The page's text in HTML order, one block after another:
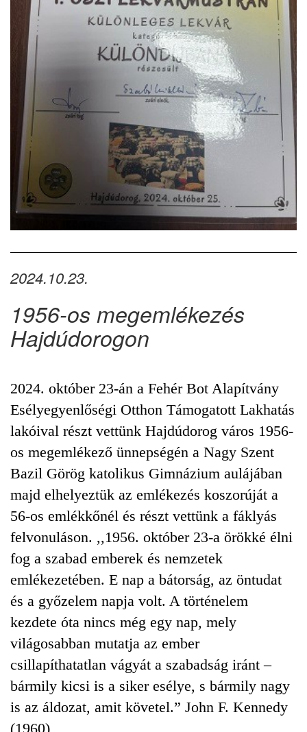
2024.10.23.
1956-os megemlékezés
Hajdúdorogon
2024. október 23-án a Fehér Bot Alapítvány
Esélyegyenlőségi Otthon Támogatott Lakhatás
lakóival részt vettünk Hajdúdorog város 1956-
os megemlékező ünnepségén a Nagy Szent
Bazil Görög katolikus Gimnázium aulájában
majd elhelyeztük az emlékezés koszorúját a
56-os emlékkőnél és részt vettünk a fáklyás
felvonuláson. ,,1956. október 23-a örökké élni
fog a szabad emberek és nemzetek
emlékezetében. E nap a bátorság, az öntudat
és a győzelem napja volt. A történelem
kezdete óta nincs még egy nap, mely
világosabban mutatja az ember
csillapíthatatlan vágyát a szabadság iránt –
bármily kicsi is a siker esélye, s bármily nagy
is az áldozat, amit követel.” John F. Kennedy
(1960)